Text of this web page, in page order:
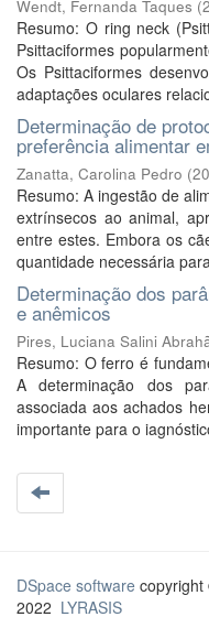
Wendt, Fernanda Taques (
Resumo: O ring neck
Psittaciformes
Os Psittaciformes
adaptações oculares
Determinação de
preferência alimentar
Zanatta, Carolina Pedro (
Resumo: A ingestão de
extrínsecos ao animal,
entre estes. Embora os
quantidade necessária
Determinação dos
e anêmicos
Pires, Luciana Salini
Resumo: O ferro é
A determinação dos
associada aos achados
importante para o
DSpace software
2022 LYRASIS